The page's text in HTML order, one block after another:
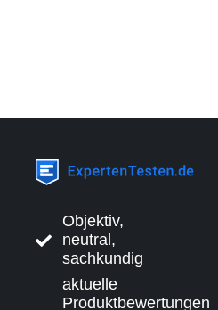
Objektiv,
neutral,
sachkundig
aktuelle
Produktbewertungen